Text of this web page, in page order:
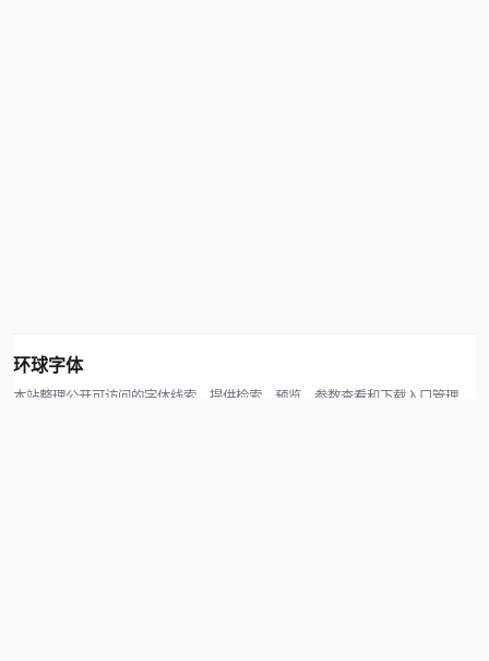
环球字体
本站整理公开可访问的字体线索，提供检索、预览、参数查看和下载入口管理。